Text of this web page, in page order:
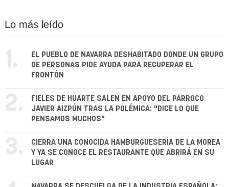
Lo más leído
1.
EL PUEBLO DE NAVARRA DESHABITADO DONDE UN GRUPO
DE PERSONAS PIDE AYUDA PARA RECUPERAR EL
FRONTÓN
2.
FIELES DE HUARTE SALEN EN APOYO DEL PÁRROCO
JAVIER AIZPÚN TRAS LA POLÉMICA: "DICE LO QUE
PENSAMOS MUCHOS"
3.
CIERRA UNA CONOCIDA HAMBURGUESERÍA DE LA MOREA
Y YA SE CONOCE EL RESTAURANTE QUE ABRIRÁ EN SU
LUGAR